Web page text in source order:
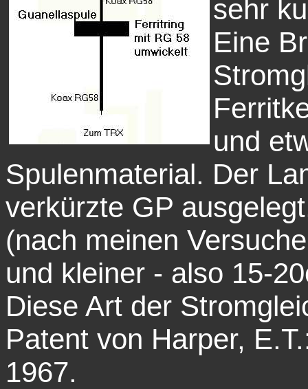
sehr
Eine
und
Spulenmaterial. Der
verkürzte GP
(nach meinen
und kleiner - also 15-
Diese Art der
Patent von Harper,
1967.